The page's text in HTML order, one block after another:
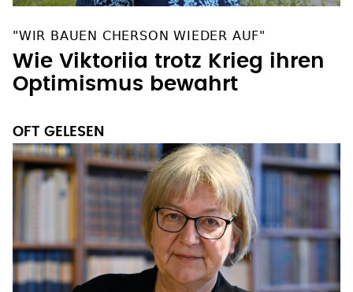
"WIR BAUEN CHERSON WIEDER AUF"
Wie Viktoriia trotz Krieg ihren
Optimismus bewahrt
OFT GELESEN